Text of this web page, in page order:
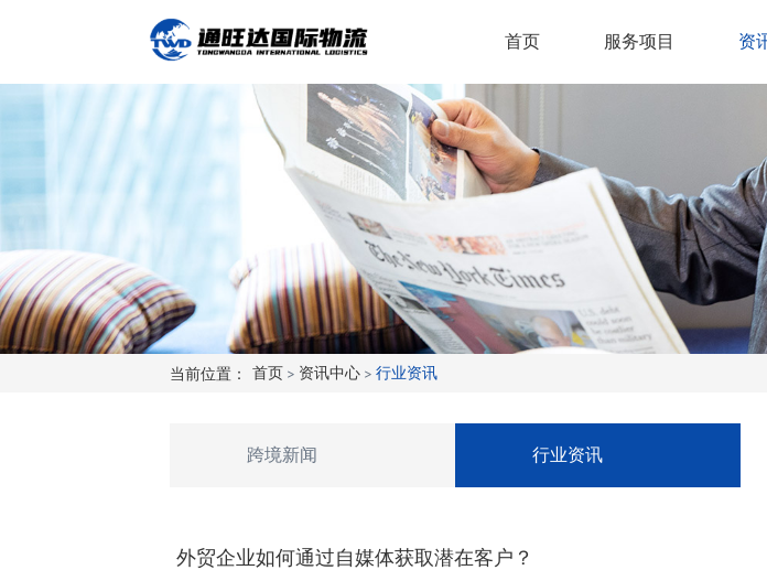
首页 服务项目 资
当前位置： 首页 > 资讯中心 >行业资讯
跨境新闻 行业资讯
外贸企业如何通过自媒体获取潜在客户？